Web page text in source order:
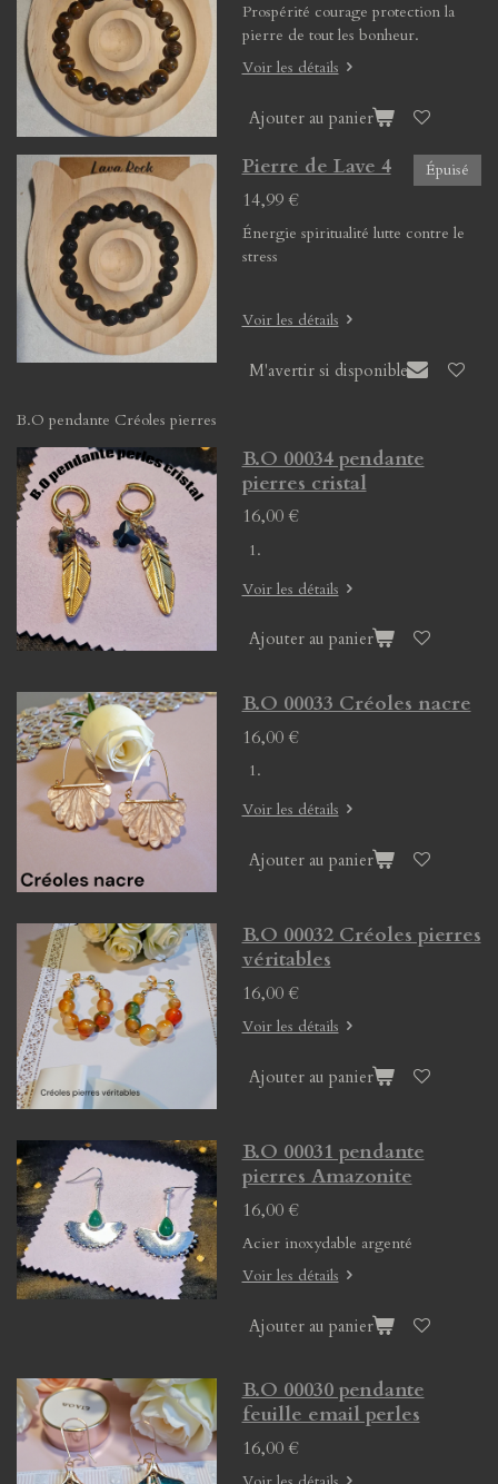
Prospérité courage protection la
pierre de tout les bonheur.
Voir les détails
Ajouter au panier
Épuisé
Pierre de Lave 4
14,99 €
Énergie spiritualité lutte contre le
stress
Voir les détails
M'avertir si disponible
B.O pendante Créoles pierres
B.O 00034 pendante
pierres cristal
16,00 €
Voir les détails
Ajouter au panier
B.O 00033 Créoles nacre
16,00 €
Voir les détails
Ajouter au panier
B.O 00032 Créoles pierres
véritables
16,00 €
Voir les détails
Ajouter au panier
B.O 00031 pendante
pierres Amazonite
16,00 €
Acier inoxydable argenté
Voir les détails
Ajouter au panier
B.O 00030 pendante
feuille email perles
16,00 €